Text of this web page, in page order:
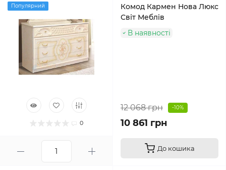
Популярний
0
Комод Кармен Нова Люкс
Світ Меблів
В наявності
12 068 грн -10%
10 861 грн
До кошика